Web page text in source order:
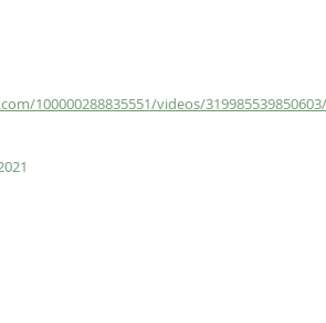
100000288835551/videos/319985539850603/